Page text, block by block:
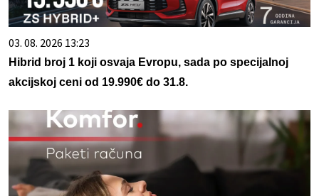
03. 08. 2026 13:23
Hibrid broj 1 koji osvaja Evropu, sada po specijalnoj
akcijskoj ceni od 19.990€ do 31.8.